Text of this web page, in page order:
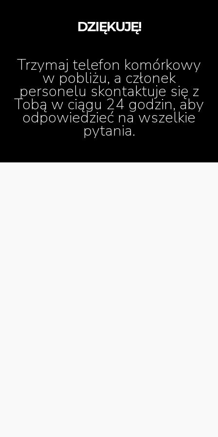
DZIĘKUJĘ!
Trzymaj telefon komórkowy
w pobliżu, a członek
personelu skontaktuje się z
Tobą w ciągu 24 godzin, aby
odpowiedzieć na wszelkie
pytania.